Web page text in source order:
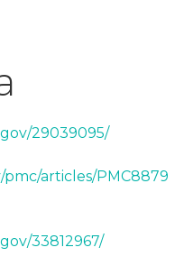
29039095/
articles/PMC8879
33812967/